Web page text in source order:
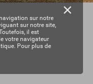
sur notre
sur notre site,
il est
votre navigateur
Pour plus de